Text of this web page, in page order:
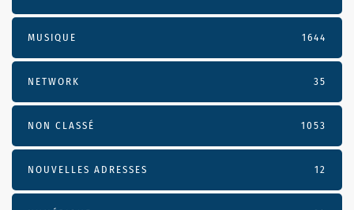
MUSIQUE 1644
NETWORK 35
NON CLASSÉ 1053
NOUVELLES ADRESSES 12